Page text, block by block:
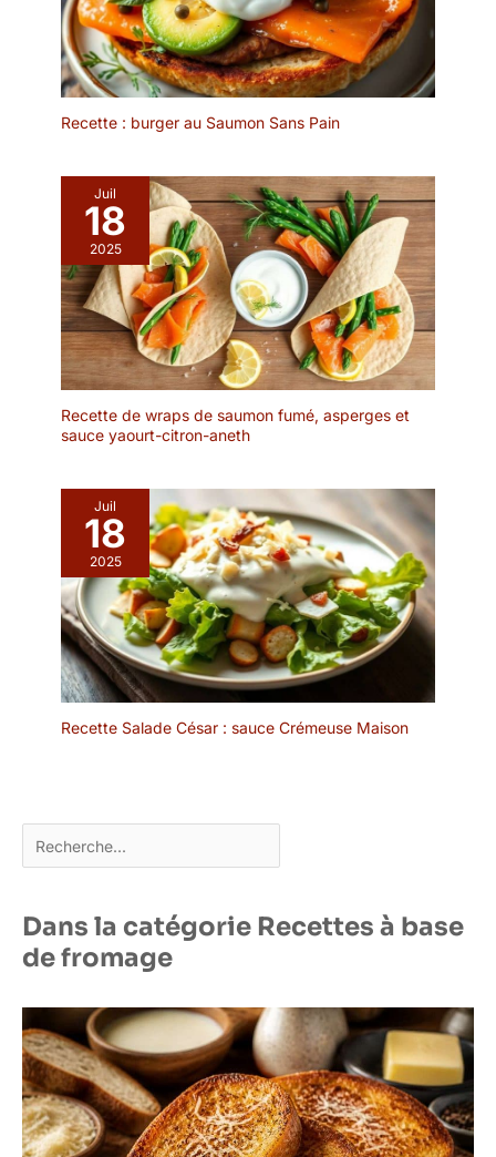
brochette, ces pics à
cocktails peuvent être
utilisés pour brochette
en bois, pique apéritif et
comme cupcakes ou
: la construction robuste
du pic à cocktail vous
permet de les utiliser
pendant longtemps. Ils
peuvent être réutilisés
après le nettoyage, il
le prochain travail
d'entretien de bar,
utilisation durable et plus
rentable. Décoration
parfaite : les dessus
décoratifs de l'ensemble
de brochettes à cocktail
en acier inoxydable sont
conçus en forme de
pics à fruits en métal
pour boissons peuvent
de vos cocktails. Et ils
sont plus faciles à saisir
et à utiliser par rapport à
d'autres types. Large
application : les pics à
cocktail sont parfaits
pour les olives, les
cerises, les agrumes, les
apéritifs, les fruits, les
fromages, les
sandwichs, les gâteaux,
mojitos et une variété de
incontournable pour vos
festifs.
Recette : burger au Saumon Sans Pain
Juil
18
2025
Recette de wraps de saumon fumé, asperges et
sauce yaourt-citron-aneth
Juil
18
2025
Recette Salade César : sauce Crémeuse Maison
Rechercher
Dans la catégorie Recettes à base
de fromage